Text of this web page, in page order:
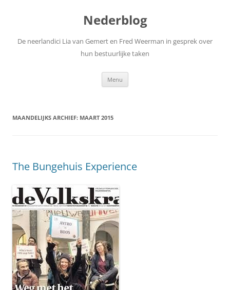
Nederblog
De neerlandici Lia van Gemert en Fred Weerman in gesprek over
hun bestuurlijke taken
Menu
MAANDELIJKS ARCHIEF: MAART 2015
The Bungehuis Experience